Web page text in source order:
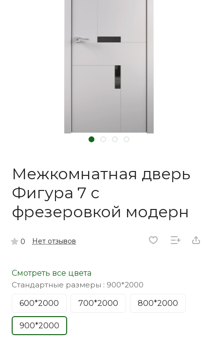
Межкомнатная дверь
Фигура 7 с
фрезеровкой модерн
0 Нет отзывов
Смотреть все цвета
Стандартные размеры : 900*2000
600*2000
700*2000 800*2000
900*2000